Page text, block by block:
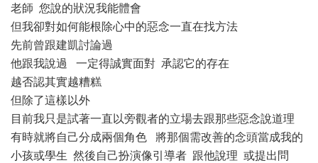
老師 您說的狀況我能體會
但我卻對如何能根除心中的惡念一直在找方法
先前曾跟建凱討論過
他跟我說過 一定得誠實面對 承認它的存在
越否認其實越糟糕
但除了這樣以外
目前我只是試著一直以旁觀者的立場去跟那些惡念說道理
有時就將自己分成兩個角色 將那個需改善的念頭當成我的
小孩或學生 然後自己扮演像引導者 跟他說理 或提出問